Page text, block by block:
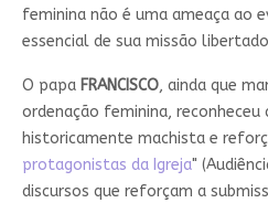
feminina não é uma ameaça ao
essencial de sua missão
O papa FRANCISCO, ainda que
ordenação feminina, reconheceu
historicamente machista e
protagonistas da Igreja"
discursos que reforçam a